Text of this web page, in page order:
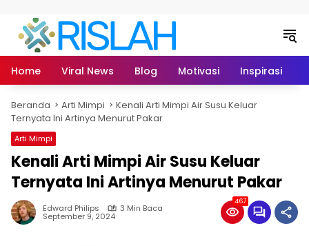
Home Viral News Blog Motivasi Inspirasi
Beranda Arti Mimpi
Kenali Arti Mimpi Air Susu Keluar
Ternyata Ini Artinya Menurut Pakar
Arti Mimpi
Kenali Arti Mimpi Air Susu Keluar
Ternyata Ini Artinya Menurut Pakar
Edward Philips 3 Min Baca
September 9, 2024
467